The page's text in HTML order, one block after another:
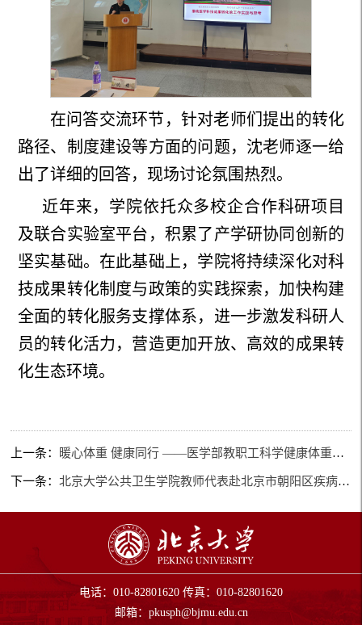
在问答交流环节，针对老师们提出的转化
路径、制度建设等方面的问题，沈老师逐一给
出了详细的回答，现场讨论氛围热烈。
近年来，学院依托众多校企合作科研项目
及联合实验室平台，积累了产学研协同创新的
坚实基础。在此基础上，学院将持续深化对科
技成果转化制度与政策的实践探索，加快构建
全面的转化服务支撑体系，进一步激发科研人
员的转化活力，营造更加开放、高效的成果转
化生态环境。
上一条： 暖心体重 健康同行 ——医学部教职工科学健康体重管理项目启动纪实
下一条：北京大学公共卫生学院教师代表赴北京市朝阳区疾病预防控制中心开展科研交流活动
电话：010-82801620 传真：010-82801620
邮箱： pkusph@bjmu.edu.cn